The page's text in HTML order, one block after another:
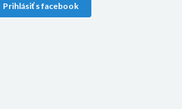
Prihlásiť s facebook